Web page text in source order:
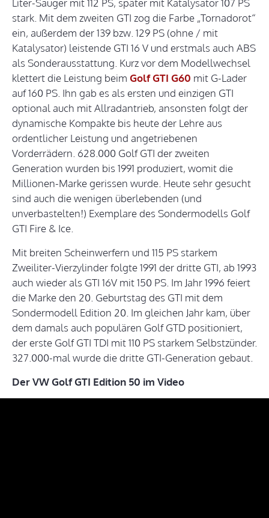
Liter-Sauger mit 112 PS, später mit Katalysator 107 PS
stark. Mit dem zweiten GTI zog die Farbe „Tornadorot“
ein, außerdem der 139 bzw. 129 PS (ohne / mit
Katalysator) leistende GTI 16 V und erstmals auch ABS
als Sonderausstattung. Kurz vor dem Modellwechsel
klettert die Leistung beim Golf GTI G60 mit G-Lader
auf 160 PS. Ihn gab es als ersten und einzigen GTI
optional auch mit Allradantrieb, ansonsten folgt der
dynamische Kompakte bis heute der Lehre aus
ordentlicher Leistung und angetriebenen
Vorderrädern. 628.000 Golf GTI der zweiten
Generation wurden bis 1991 produziert, womit die
Millionen-Marke gerissen wurde. Heute sehr gesucht
sind auch die wenigen überlebenden (und
unverbastelten!) Exemplare des Sondermodells Golf
GTI Fire & Ice.
Mit breiten Scheinwerfern und 115 PS starkem
Zweiliter-Vierzylinder folgte 1991 der dritte GTI, ab 1993
auch wieder als GTI 16V mit 150 PS. Im Jahr 1996 feiert
die Marke den 20. Geburtstag des GTI mit dem
Sondermodell Edition 20. Im gleichen Jahr kam, über
dem damals auch populären Golf GTD positioniert,
der erste Golf GTI TDI mit 110 PS starkem Selbstzünder.
327.000-mal wurde die dritte GTI-Generation gebaut.
Der VW Golf GTI Edition 50 im Video